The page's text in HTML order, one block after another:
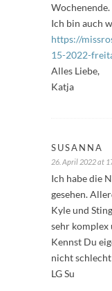
Wochenende.
Ich bin auch
https://
15-2022-
Alles Liebe,
Katja
SUSANNA
26. April 2022 at
Ich habe die
gesehen.
Kyle und
sehr komplex
Kennst Du
nicht
LG Su